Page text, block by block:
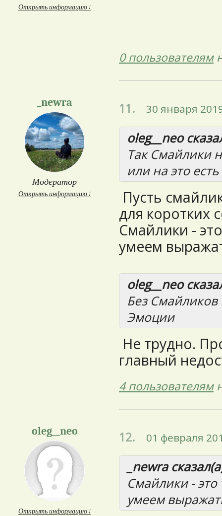
Открыть информацию ↓
0 пользователям
_newra
Модератор
Открыть информацию ↓
11. 30 января
oleg__neo
Так Смайлики
или на это
Пусть
для коротких
Смайлики -
умеем
oleg__neo
Без
Эмоции
Не трудно.
главный
4 пользователям
oleg__neo
Открыть информацию ↓
12. 01 февраля
_newra
Смайлики -
умеем